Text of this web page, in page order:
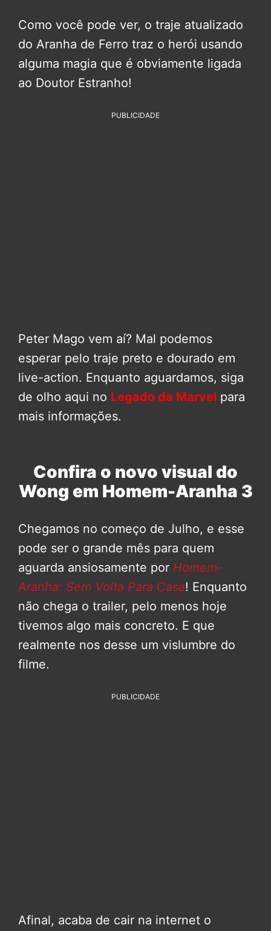
Como você pode ver, o traje atualizado
do Aranha de Ferro traz o herói usando
alguma magia que é obviamente ligada
ao Doutor Estranho!
PUBLICIDADE
Peter Mago vem aí? Mal podemos
esperar pelo traje preto e dourado em
live-action. Enquanto aguardamos, siga
de olho aqui no Legado da Marvel para
mais informações.
Confira o novo visual do
Wong em Homem-Aranha 3
Chegamos no começo de Julho, e esse
pode ser o grande mês para quem
aguarda ansiosamente por Homem-
Aranha: Sem Volta Para Casa! Enquanto
não chega o trailer, pelo menos hoje
tivemos algo mais concreto. E que
realmente nos desse um vislumbre do
filme.
PUBLICIDADE
Afinal, acaba de cair na internet o